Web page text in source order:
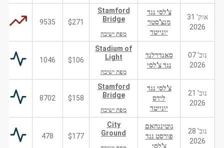
אוק' 31
2026
צ'לסי נגד
מנצ'סטר
יונייטד
Stamford
Bridge
מפת ישיבה
$271
9535
נוב' 07
2026
סאנדרלנד
נגד צ'לסי
Stadium of
Light
מפת ישיבה
$106
1046
נוב' 21
2026
צ'לסי נגד
לידס
יונייטד
Stamford
Bridge
מפת ישיבה
$158
8702
נוב' 28
2026
נוטינגהאם
פורסט נגד
צ'לסי
City
Ground
$177
478